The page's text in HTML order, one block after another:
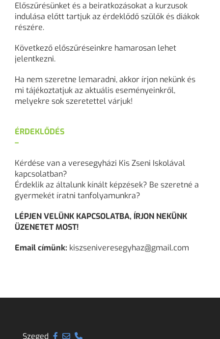
Előszűrésünket és a beiratkozásokat a kurzusok
indulása előtt tartjuk az érdeklődő szülők és diákok
részére.
Következő előszűréseinkre hamarosan lehet
jelentkezni.
Ha nem szeretne lemaradni, akkor írjon nekünk és
mi tájékoztatjuk az aktuális eseményeinkről,
melyekre sok szeretettel várjuk!
ÉRDEKLŐDÉS
–
Kérdése van a veresegyházi Kis Zseni Iskolával
kapcsolatban?
Érdeklik az általunk kínált képzések? Be szeretné a
gyermekét íratni tanfolyamunkra?
LÉPJEN VELÜNK KAPCSOLATBA, ÍRJON NEKÜNK
ÜZENETET MOST!
Email címünk: kiszseniveresegyhaz@gmail.com
Szeged